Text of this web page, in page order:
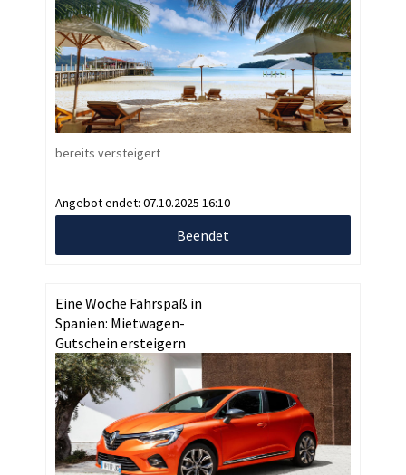
bereits versteigert
Angebot endet: 07.10.2025 16:10
Beendet
Eine Woche Fahrspaß in
Spanien: Mietwagen-
Gutschein ersteigern